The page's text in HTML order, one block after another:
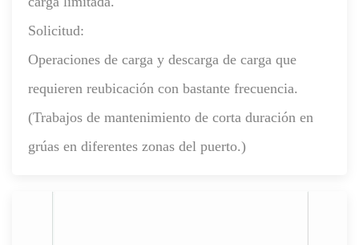
Solicitud:
Operaciones de carga y descarga de carga que
requieren reubicación con bastante frecuencia.
(Trabajos de mantenimiento de corta duración en
grúas en diferentes zonas del puerto.)